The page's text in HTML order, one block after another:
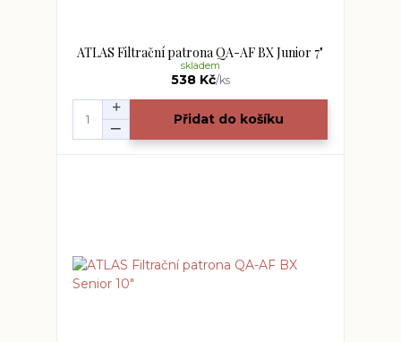
ATLAS Filtrační patrona QA-AF BX Junior 7"
538 Kč/ks
skladem
Přidat do košíku